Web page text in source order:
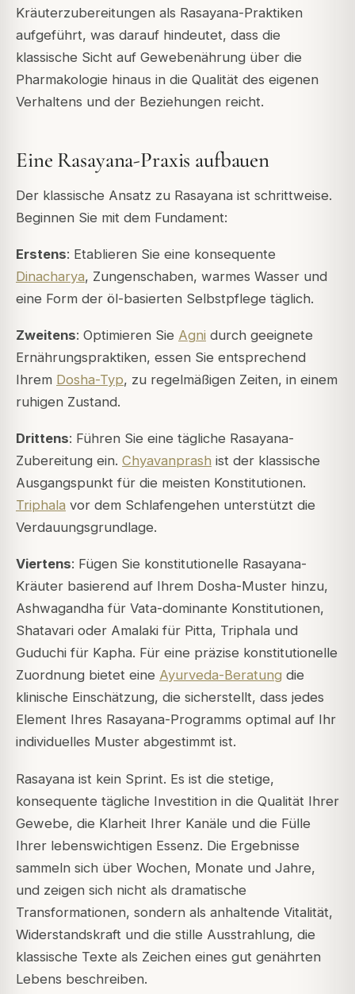
Kräuterzubereitungen als Rasayana-Praktiken
aufgeführt, was darauf hindeutet, dass die
klassische Sicht auf Gewebenährung über die
Pharmakologie hinaus in die Qualität des eigenen
Verhaltens und der Beziehungen reicht.
Eine Rasayana-Praxis aufbauen
Der klassische Ansatz zu Rasayana ist schrittweise.
Beginnen Sie mit dem Fundament:
Erstens: Etablieren Sie eine konsequente
Dinacharya, Zungenschaben, warmes Wasser und
eine Form der öl-basierten Selbstpflege täglich.
Zweitens: Optimieren Sie Agni durch geeignete
Ernährungspraktiken, essen Sie entsprechend
Ihrem Dosha-Typ, zu regelmäßigen Zeiten, in einem
ruhigen Zustand.
Drittens: Führen Sie eine tägliche Rasayana-
Zubereitung ein. Chyavanprash ist der klassische
Ausgangspunkt für die meisten Konstitutionen.
Triphala vor dem Schlafengehen unterstützt die
Verdauungsgrundlage.
Viertens: Fügen Sie konstitutionelle Rasayana-
Kräuter basierend auf Ihrem Dosha-Muster hinzu,
Ashwagandha für Vata-dominante Konstitutionen,
Shatavari oder Amalaki für Pitta, Triphala und
Guduchi für Kapha. Für eine präzise konstitutionelle
Zuordnung bietet eine Ayurveda-Beratung die
klinische Einschätzung, die sicherstellt, dass jedes
Element Ihres Rasayana-Programms optimal auf Ihr
individuelles Muster abgestimmt ist.
Rasayana ist kein Sprint. Es ist die stetige,
konsequente tägliche Investition in die Qualität Ihrer
Gewebe, die Klarheit Ihrer Kanäle und die Fülle
Ihrer lebenswichtigen Essenz. Die Ergebnisse
sammeln sich über Wochen, Monate und Jahre,
und zeigen sich nicht als dramatische
Transformationen, sondern als anhaltende Vitalität,
Widerstandskraft und die stille Ausstrahlung, die
klassische Texte als Zeichen eines gut genährten
Lebens beschreiben.